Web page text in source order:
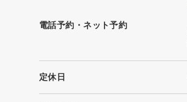
電話予約・ネット予約
定休日